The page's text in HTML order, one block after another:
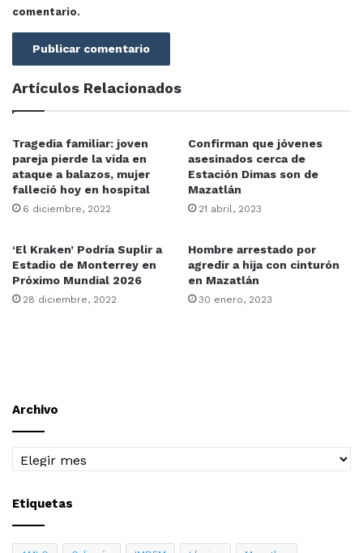
comentario.
Artículos Relacionados
Tragedia familiar: joven
pareja pierde la vida en
ataque a balazos, mujer
falleció hoy en hospital
6 diciembre, 2022
Confirman que jóvenes
asesinados cerca de
Estación Dimas son de
Mazatlán
21 abril, 2023
‘El Kraken’ Podría Suplir a
Estadio de Monterrey en
Próximo Mundial 2026
28 diciembre, 2022
Hombre arrestado por
agredir a hija con cinturón
en Mazatlán
30 enero, 2023
Archivo
Archivo
Etiquetas